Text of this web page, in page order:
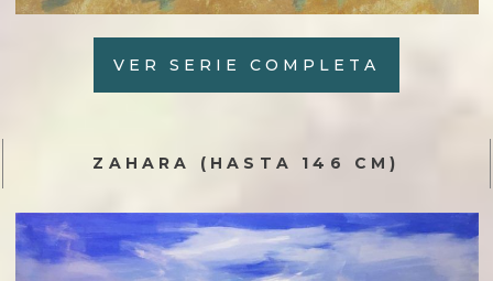
VER SERIE COMPLETA
ZAHARA (HASTA 146 CM)